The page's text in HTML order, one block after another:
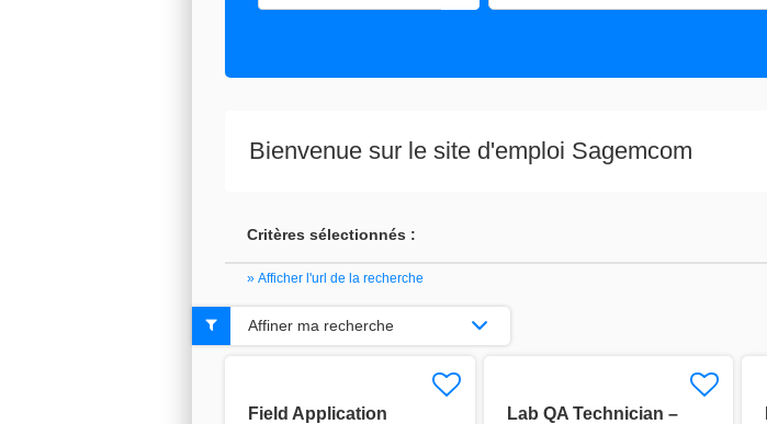
Bienvenue sur le site d'emploi Sagemcom
Critères sélectionnés :
» Afficher l'url de la recherche
Field Application
Lab QA Technician –
Affiner ma recherche